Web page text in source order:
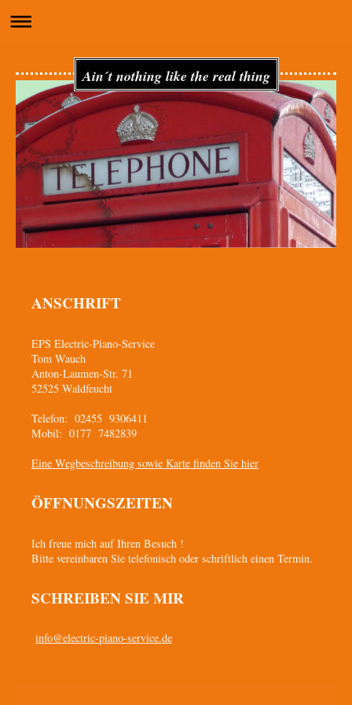
Ain´t nothing like the real thing
ANSCHRIFT
EPS Electric-Piano-Service
Tom Wauch
Anton-Laumen-Str. 71
52525 Waldfeucht
Telefon: 02455 9306411
Mobil: 0177 7482839
Eine Wegbeschreibung sowie Karte finden Sie hier
ÖFFNUNGSZEITEN
Ich freue mich auf Ihren Besuch !
Bitte vereinbaren Sie telefonisch oder schriftlich einen Termin.
SCHREIBEN SIE MIR
info@electric-piano-service.de